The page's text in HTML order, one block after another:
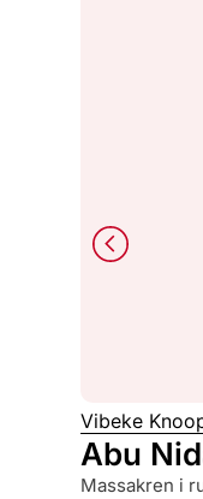
Vibeke
Abu
massakren i